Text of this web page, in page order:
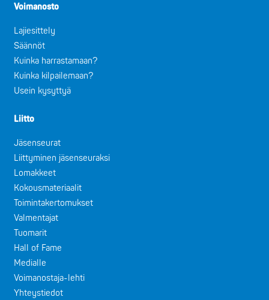
Voimanosto
Lajiesittely
Säännöt
Kuinka harrastamaan?
Kuinka kilpailemaan?
Usein kysyttyä
Liitto
Jäsenseurat
Liittyminen jäsenseuraksi
Lomakkeet
Kokousmateriaalit
Toimintakertomukset
Valmentajat
Tuomarit
Hall of Fame
Medialle
Voimanostaja-lehti
Yhteystiedot